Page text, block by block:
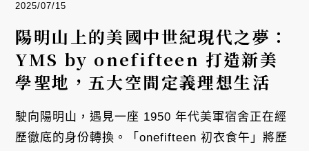
2025/07/15
陽明山上的美國中世紀現代之夢：
YMS by onefifteen 打造新美
學聖地，五大空間定義理想生活
駛向陽明山，遇見一座 1950 年代美軍宿舍正在經
歷徹底的身份轉換。「onefifteen 初衣食午」將歷